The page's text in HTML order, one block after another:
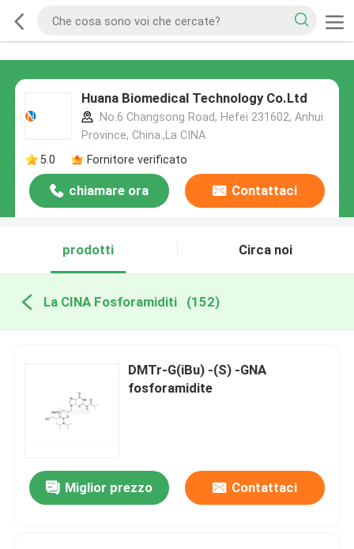
Huana Biomedical Technology Co.Ltd
No.6 Changsong Road, Hefei 231602, Anhui
Province, China.,La CINA
5.0
Fornitore verificato
chiamare ora Contattaci
prodotti Circa noi
La CINA Fosforamiditi (152)
DMTr-G(iBu) -(S) -GNA
fosforamidite
Miglior prezzo Contattaci